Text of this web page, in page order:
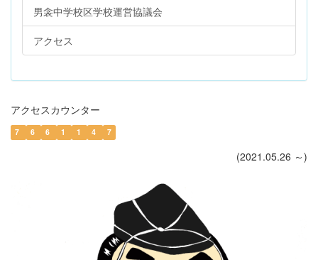
男衾中学校区学校運営協議会
アクセス
アクセスカウンター
7 6 6 1 1 4 7
(2021.05.26 ～)